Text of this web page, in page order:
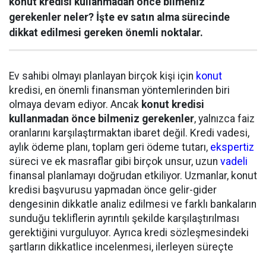
gerekenler neler? İşte ev satın alma sürecinde
dikkat edilmesi gereken önemli noktalar.
Ev sahibi olmayı planlayan birçok kişi için konut
kredisi, en önemli finansman yöntemlerinden biri
olmaya devam ediyor. Ancak konut kredisi
kullanmadan önce bilmeniz gerekenler, yalnızca faiz
oranlarını karşılaştırmaktan ibaret değil. Kredi vadesi,
aylık ödeme planı, toplam geri ödeme tutarı, ekspertiz
süreci ve ek masraflar gibi birçok unsur, uzun vadeli
finansal planlamayı doğrudan etkiliyor. Uzmanlar, konut
kredisi başvurusu yapmadan önce gelir-gider
dengesinin dikkatle analiz edilmesi ve farklı bankaların
sunduğu tekliflerin ayrıntılı şekilde karşılaştırılması
gerektiğini vurguluyor. Ayrıca kredi sözleşmesindeki
şartların dikkatlice incelenmesi, ilerleyen süreçte